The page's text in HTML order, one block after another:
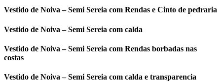
Vestido de Noiva – Semi Sereia com Rendas e Cinto de pedraria
Vestido de Noiva – Semi Sereia com calda
Vestido de Noiva – Semi Sereia com Rendas borbadas nas
costas
Vestido de Noiva – Semi Sereia com calda e transparencia